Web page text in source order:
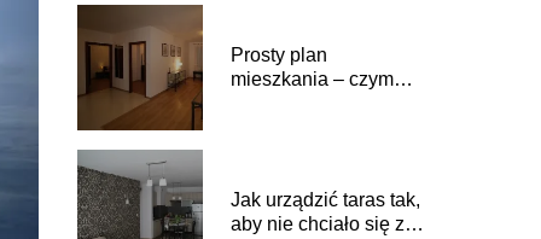
Prosty plan
mieszkania – czym
Jak urządzić taras tak,
aby nie chciało się z